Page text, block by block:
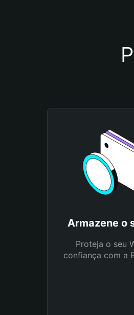
Armazene o
Proteja o seu
confiança com a